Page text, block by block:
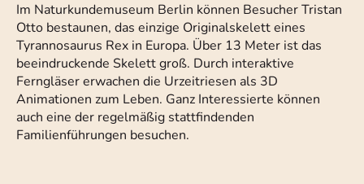
Im Naturkundemuseum Berlin können Besucher Tristan
Otto bestaunen, das einzige Originalskelett eines
Tyrannosaurus Rex in Europa. Über 13 Meter ist das
beeindruckende Skelett groß. Durch interaktive
Ferngläser erwachen die Urzeitriesen als 3D
Animationen zum Leben. Ganz Interessierte können
auch eine der regelmäßig stattfindenden
Familienführungen besuchen.